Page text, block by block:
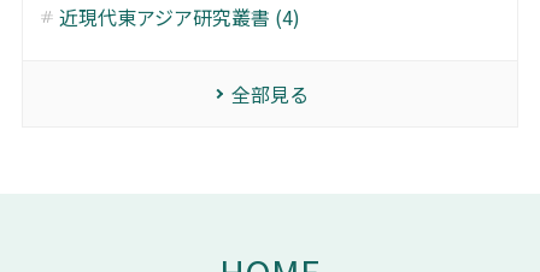
近現代東アジア研究叢書 (4)
全部見る